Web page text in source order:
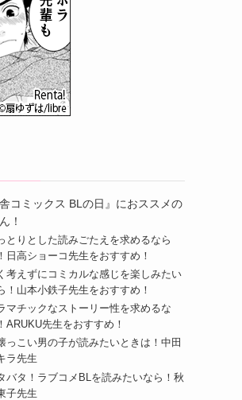
舎コミックス BLの日』におススメの
！
とりとした読みごたえを求めるなら
日高ショーコ先生をおすすめ！
考えずにコミカルな感じを楽しみたい
！山本小鉄子先生をおすすめ！
マチックなストーリー性を求めるな
ARUKU先生をおすすめ！
っこい男の子が読みたいときは！中田
ラ先生
バタ！ラブコメBLを読みたいなら！秋
子先生